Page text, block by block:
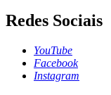
Redes Sociais
YouTube
Facebook
Instagram